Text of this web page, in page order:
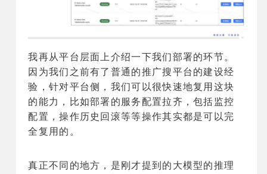
我再从平台层面上介绍一下我们部署的环节。
因为我们之前有了普通的推广搜平台的建设经
验，针对平台侧，我们可以很快速地复用这块
的能力，比如部署的服务配置拉齐，包括监控
配置，操作历史回滚等等操作其实都是可以完
全复用的。
真正不同的地方，是刚才提到的大模型的推理